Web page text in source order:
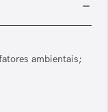
ambientais;